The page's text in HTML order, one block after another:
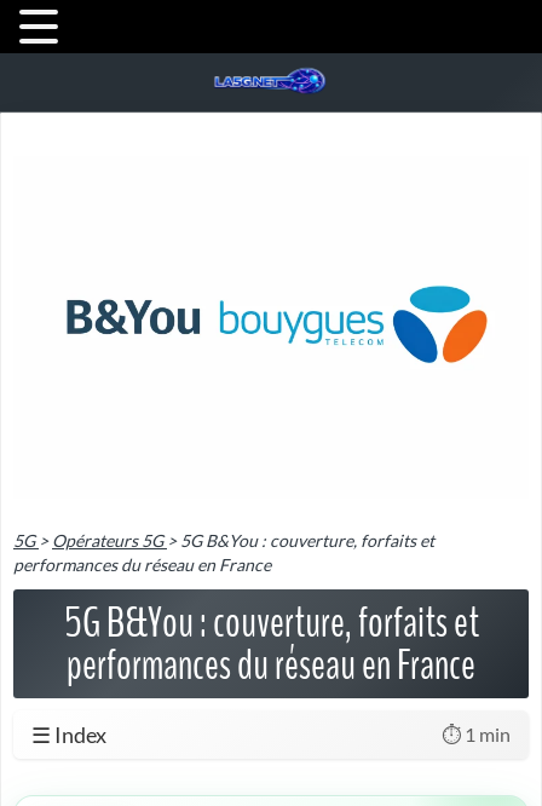
5G >Opérateurs 5G >5G B&You : couverture, forfaits et
performances du réseau en France
5G B&You : couverture, forfaits et
performances du réseau en France
☰ Index ⏱️ 1 min